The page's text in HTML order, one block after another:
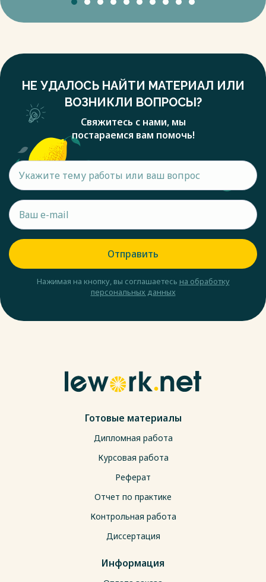
НЕ УДАЛОСЬ НАЙТИ МАТЕРИАЛ ИЛИ
ВОЗНИКЛИ ВОПРОСЫ?
Свяжитесь с нами, мы
постараемся вам помочь!
Отправить
Нажимая на кнопку, вы соглашаетесь на обработку
персональных данных
Готовые материалы
Дипломная работа
Курсовая работа
Реферат
Отчет по практике
Контрольная работа
Диссертация
Информация